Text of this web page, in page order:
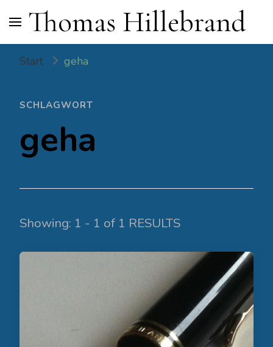
Thomas Hillebrand
Start geha
SCHLAGWORT
geha
Showing: 1 - 1 of 1 RESULTS